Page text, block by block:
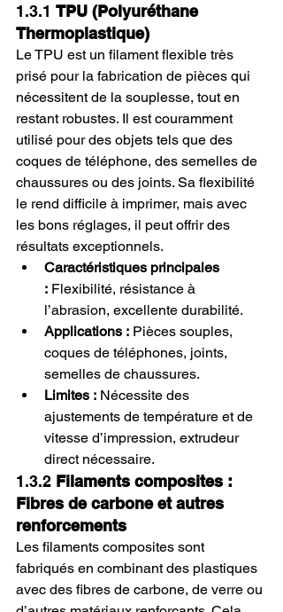
1.3.1 TPU (Polyuréthane
Thermoplastique)
Le TPU est un filament flexible très
prisé pour la fabrication de pièces qui
nécessitent de la souplesse, tout en
restant robustes. Il est couramment
utilisé pour des objets tels que des
coques de téléphone, des semelles de
chaussures ou des joints. Sa flexibilité
le rend difficile à imprimer, mais avec
les bons réglages, il peut offrir des
résultats exceptionnels.
Caractéristiques principales
: Flexibilité, résistance à
l’abrasion, excellente durabilité.
Applications : Pièces souples,
coques de téléphones, joints,
semelles de chaussures.
Limites : Nécessite des
ajustements de température et de
vitesse d’impression, extrudeur
direct nécessaire.
1.3.2 Filaments composites :
Fibres de carbone et autres
renforcements
Les filaments composites sont
fabriqués en combinant des plastiques
avec des fibres de carbone, de verre ou